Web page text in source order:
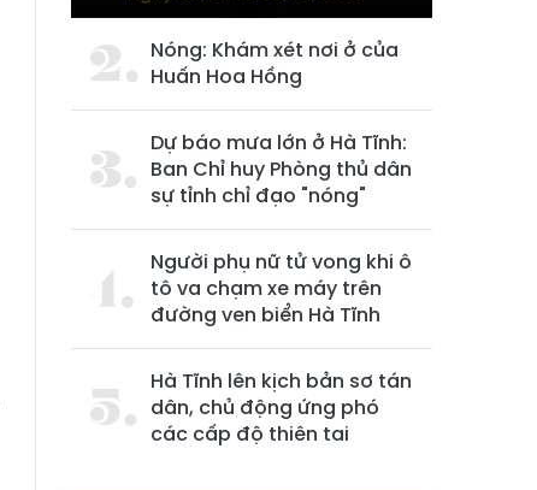
Nóng: Khám xét nơi ở của
Huấn Hoa Hồng
Dự báo mưa lớn ở Hà Tĩnh:
Ban Chỉ huy Phòng thủ dân
sự tỉnh chỉ đạo "nóng"
Người phụ nữ tử vong khi ô
tô va chạm xe máy trên
đường ven biển Hà Tĩnh
Hà Tĩnh lên kịch bản sơ tán
dân, chủ động ứng phó
các cấp độ thiên tai